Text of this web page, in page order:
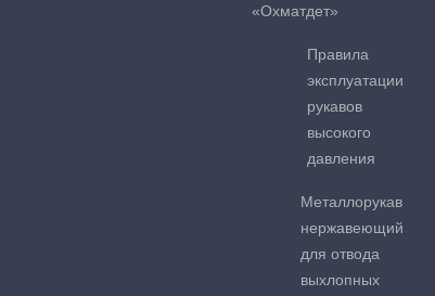
«Охматдет»
Правила
эксплуатации
рукавов
высокого
давления
Металлорукав
нержавеющий
для отвода
выхлопных